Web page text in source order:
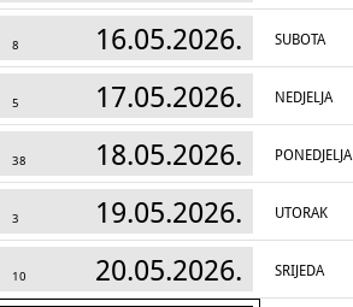
8 16.05.2026. SUBOTA
5 17.05.2026. NEDJELJA
38 18.05.2026.
3 19.05.2026. UTORAK
10 20.05.2026. SRIJEDA